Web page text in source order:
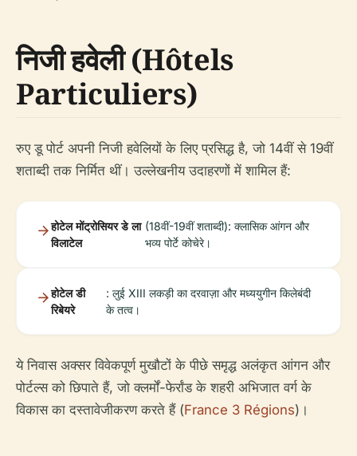
निजी हवेली (Hôtels
Particuliers)
रुए डू पोर्ट अपनी निजी हवेलियों के लिए प्रसिद्ध है, जो 14वीं से 19वीं
शताब्दी तक निर्मित थीं। उल्लेखनीय उदाहरणों में शामिल हैं:
होटेल मोंट्रोसियर डे ला
विलाटेल
(18वीं-19वीं शताब्दी): क्लासिक आंगन और
भव्य पोर्टे कोचेरे।
होटेल डी
रिबेयरे
: लुई XIII लकड़ी का दरवाज़ा और मध्ययुगीन किलेबंदी
के तत्व।
ये निवास अक्सर विवेकपूर्ण मुखौटों के पीछे समृद्ध अलंकृत आंगन और
पोर्टल्स को छिपाते हैं, जो क्लर्मों-फेर्रांड के शहरी अभिजात वर्ग के
विकास का दस्तावेजीकरण करते हैं (France 3 Régions)।